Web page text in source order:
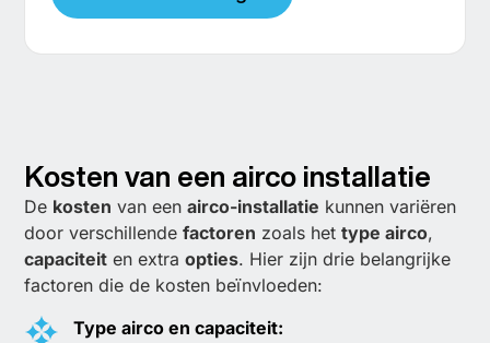
Kosten van een airco installatie
De kosten van eenairco-installatie kunnen variëren
door verschillendefactoren zoals hettype airco,
capaciteit en extraopties. Hier zijn drie belangrijke
factoren die de kosten beïnvloeden:
Type airco en capaciteit: